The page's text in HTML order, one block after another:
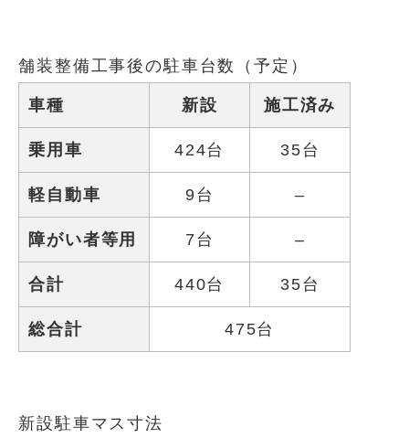
舗装整備工事後の駐車台数（予定）
車種 新設 施工済み
乗用車 424台 35台
軽自動車 9台 –
障がい者等用 7台 –
合計 440台 35台
総合計 475台
新設駐車マス寸法